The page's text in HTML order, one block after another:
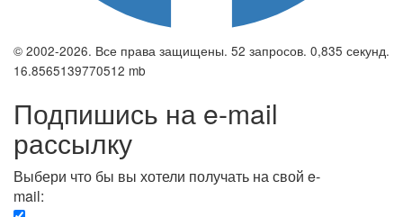
© 2002-2026. Все права защищены. 52 запросов. 0,835 секунд.
16.8565139770512 mb
Подпишись на e-mail
рассылку
Выбери что бы вы хотели получать на свой e-
mail: